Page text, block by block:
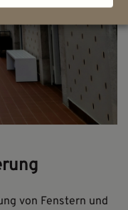
von Fenstern und